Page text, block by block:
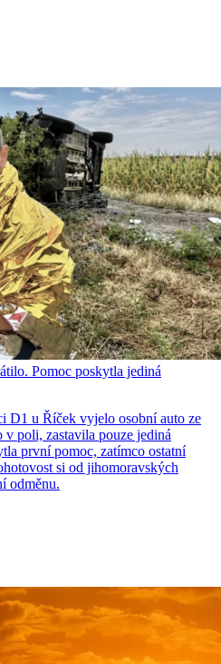
Pomoc poskytla jediná
D1 u Říček vyjelo osobní auto ze
poli, zastavila pouze jediná
první pomoc, zatímco ostatní
si od jihomoravských
odměnu.